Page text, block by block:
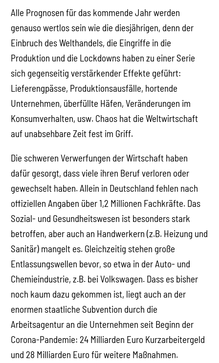
Alle Prognosen für das kommende Jahr werden
genauso wertlos sein wie die diesjährigen, denn der
Einbruch des Welthandels, die Eingriffe in die
Produktion und die Lockdowns haben zu einer Serie
sich gegenseitig verstärkender Effekte geführt:
Lieferengpässe, Produktionsausfälle, hortende
Unternehmen, überfüllte Häfen, Veränderungen im
Konsumverhalten, usw. Chaos hat die Weltwirtschaft
auf unabsehbare Zeit fest im Griff.
Die schweren Verwerfungen der Wirtschaft haben
dafür gesorgt, dass viele ihren Beruf verloren oder
gewechselt haben. Allein in Deutschland fehlen nach
offiziellen Angaben über 1,2 Millionen Fachkräfte. Das
Sozial- und Gesundheitswesen ist besonders stark
betroffen, aber auch an Handwerkern (z.B. Heizung und
Sanitär) mangelt es. Gleichzeitig stehen große
Entlassungswellen bevor, so etwa in der Auto- und
Chemieindustrie, z.B. bei Volkswagen. Dass es bisher
noch kaum dazu gekommen ist, liegt auch an der
enormen staatliche Subvention durch die
Arbeitsagentur an die Unternehmen seit Beginn der
Corona-Pandemie: 24 Milliarden Euro Kurzarbeitergeld
und 28 Milliarden Euro für weitere Maßnahmen.